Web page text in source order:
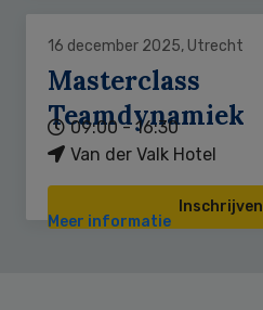
16 december 2025, Utrecht
Masterclass
Teamdynamiek
09:00 - 16:30
Van der Valk Hotel
Inschrijven
Meer informatie